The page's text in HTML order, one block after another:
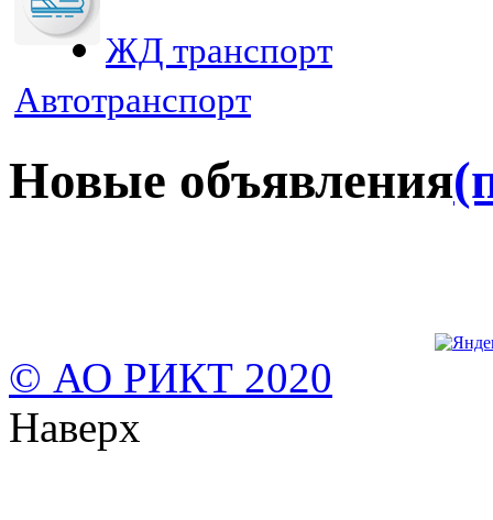
ЖД транспорт
Автотранспорт
Новые объявления
© АО РИКТ 2020
Наверх